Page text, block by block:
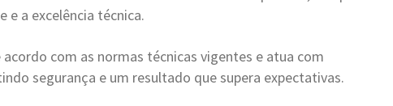
a excelência técnica.
com as normas técnicas vigentes e atua com
segurança e um resultado que supera expectativas.